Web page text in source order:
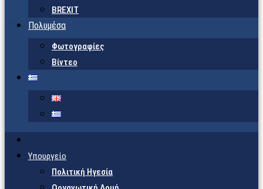
BREXIT
Πολυμέσα
Φωτογραφίες
Βίντεο
Υπουργείο
Πολιτική Ηγεσία